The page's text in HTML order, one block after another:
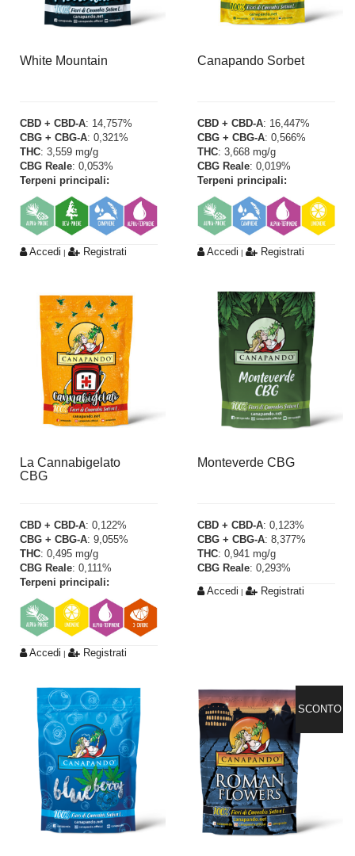
White Mountain
CBD + CBD-A: 14,757%
CBG + CBG-A: 0,321%
THC: 3,559 mg/g
CBG Reale: 0,053%
Terpeni principali:
Accedi | Registrati
Canapando Sorbet
CBD + CBD-A: 16,447%
CBG + CBG-A: 0,566%
THC: 3,668 mg/g
CBG Reale: 0,019%
Terpeni principali:
Accedi | Registrati
La Cannabigelato
CBG
CBD + CBD-A: 0,122%
CBG + CBG-A: 9,055%
THC: 0,495 mg/g
CBG Reale: 0,111%
Terpeni principali:
Accedi | Registrati
Monteverde CBG
CBD + CBD-A: 0,123%
CBG + CBG-A: 8,377%
THC: 0,941 mg/g
CBG Reale: 0,293%
Accedi | Registrati
SCONTO